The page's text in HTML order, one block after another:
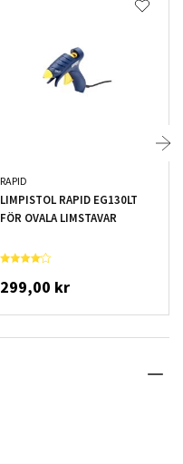
RAPID
LIMPISTOL RAPID EG130LT
FÖR OVALA LIMSTAVAR
299,00 kr